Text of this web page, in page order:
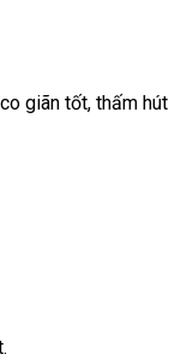
giãn tốt, thấm hút